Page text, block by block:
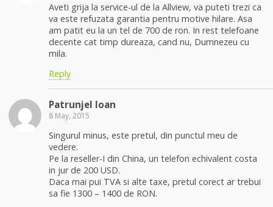
Aveti grija la service-ul de la Allview, va puteti trezi ca
va este refuzata garantia pentru motive hilare. Asa
am patit eu la un tel de 700 de ron. In rest telefoane
decente cat timp dureaza, cand nu, Dumnezeu cu
mila.
Reply
Patrunjel Ioan
8 May, 2015
Singurul minus, este pretul, din punctul meu de
vedere.
Pe la reseller-I din China, un telefon echivalent costa
in jur de 200 USD.
Daca mai pui TVA si alte taxe, pretul corect ar trebui
sa fie 1300 – 1400 de RON.